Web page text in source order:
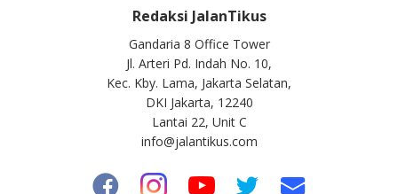
Redaksi JalanTikus
Gandaria 8 Office Tower
Jl. Arteri Pd. Indah No. 10,
Kec. Kby. Lama, Jakarta Selatan,
DKI Jakarta, 12240
Lantai 22, Unit C
info@jalantikus.com